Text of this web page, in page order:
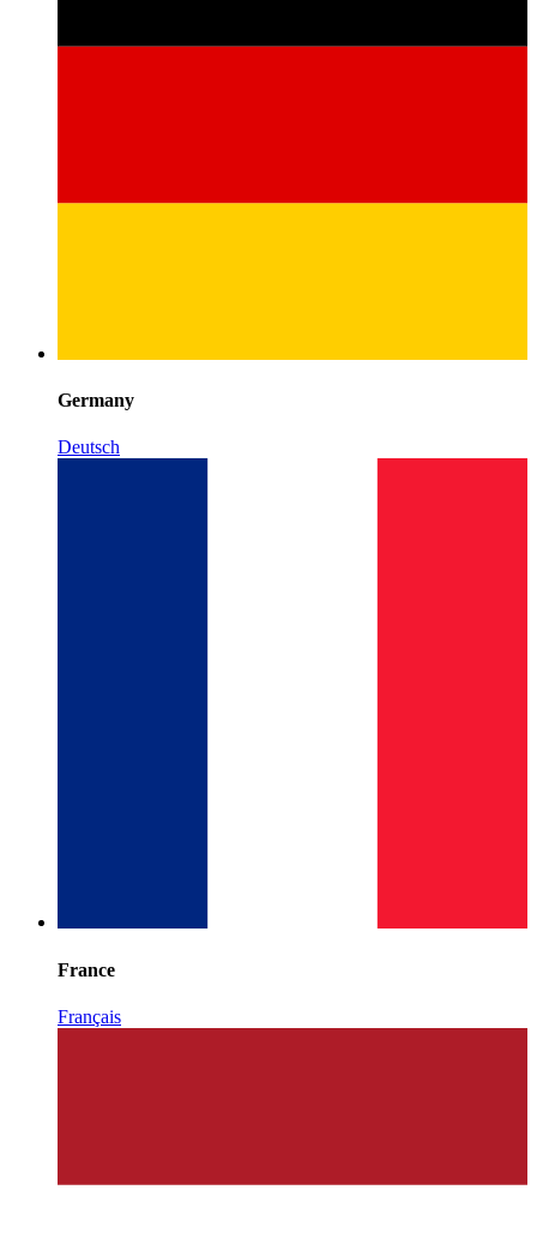
Germany
Deutsch
France
Français